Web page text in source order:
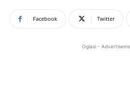
Facebook Twitter
Oglasi -